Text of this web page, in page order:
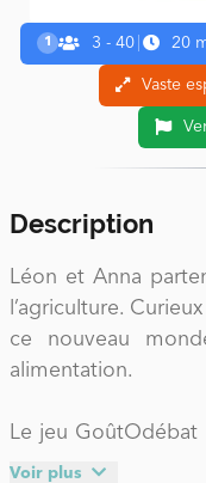
1 3 - 40 20
Vaste
Description
Léon et Anna
l’agriculture.
ce nouveau
alimentation.
Le jeu GoûtOdébat
sous forme de jeu
Voir plus